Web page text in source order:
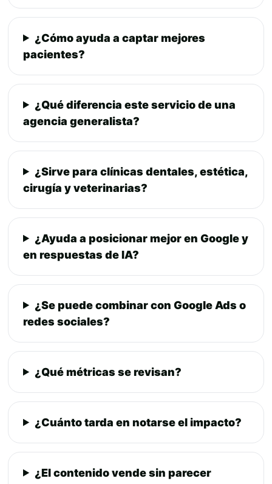
¿Cómo ayuda a captar mejores
pacientes?
¿Qué diferencia este servicio de una
agencia generalista?
¿Sirve para clínicas dentales, estética,
cirugía y veterinarias?
¿Ayuda a posicionar mejor en Google y
en respuestas de IA?
¿Se puede combinar con Google Ads o
redes sociales?
¿Qué métricas se revisan?
¿Cuánto tarda en notarse el impacto?
¿El contenido vende sin parecer